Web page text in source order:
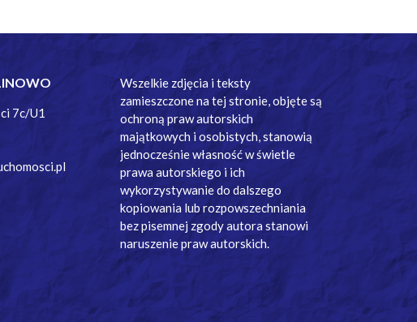
7c/U1
Wszelkie zdjęcia i teksty
zamieszczone na tej stronie, objęte są
ochroną praw autorskich
majątkowych i osobistych, stanowią
jednocześnie własność w świetle
prawa autorskiego i ich
wykorzystywanie do dalszego
kopiowania lub rozpowszechniania
bez pisemnej zgody autora stanowi
naruszenie praw autorskich.